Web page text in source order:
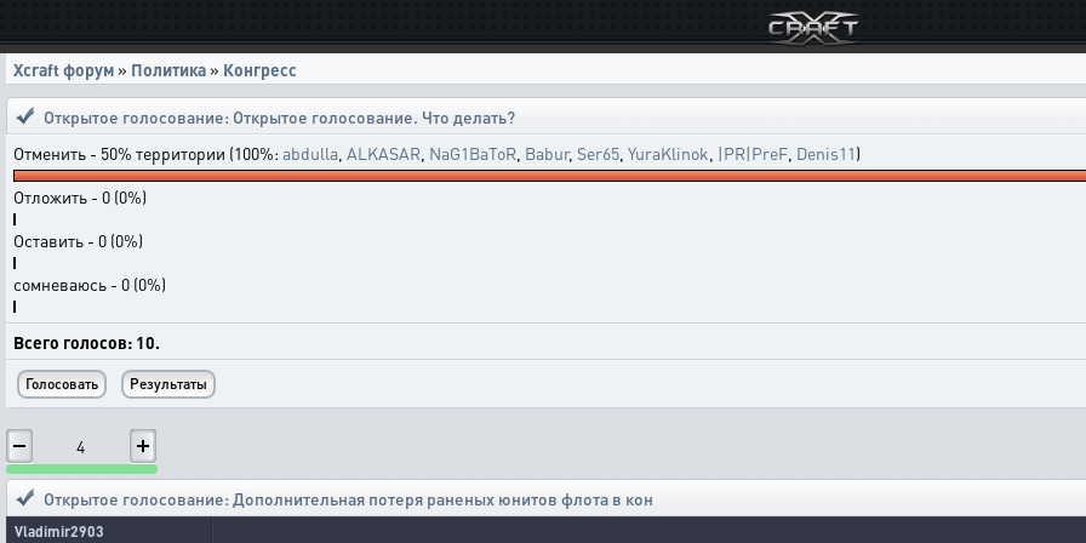
Xcraft форум » Политика » Конгресс
Открытое голосование: Открытое голосование. Что делать?
Отменить - 50% территории (100%: abdulla ALKASAR NaG1BaToR Babur, Ser65 YuraKlinok |PR|PreF Denis11)
Отложить - 0 (0%)
Оставить - 0 (0%)
сомневаюсь - 0 (0%)
Всего голосов: 10.
4
Открытое голосование: Дополнительная потеря раненых юнитов флота в кон
Vladimir2903